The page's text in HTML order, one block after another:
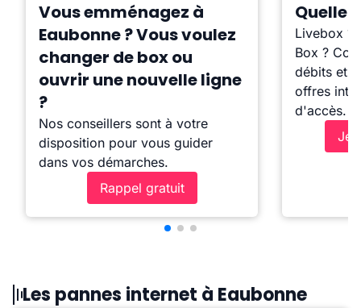
Vous emménagez à
Eaubonne ? Vous voulez
changer de box ou
ouvrir une nouvelle ligne
?
Nos conseillers sont à votre
disposition pour vous guider
dans vos démarches.
Rappel gratuit
Quelle
Livebox ?
Box ?
débits et
offres
d'accès.
Je
Les pannes internet à Eaubonne